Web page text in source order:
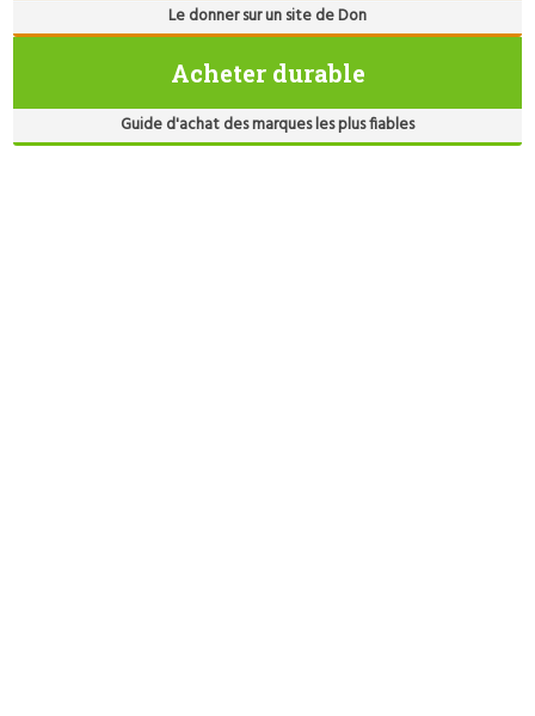
Le donner sur un site de Don
Acheter durable
Guide d'achat des marques les plus fiables